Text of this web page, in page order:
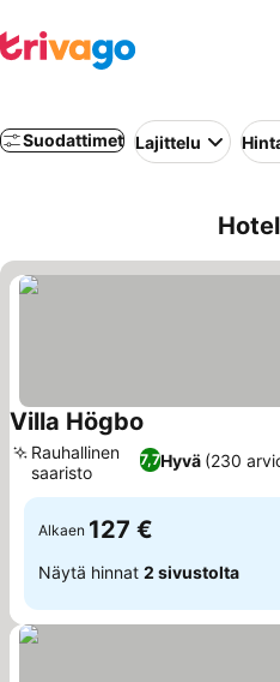
Suodattimet Lajittelu
Villa Högbo
7,7Hyvä (230
Rauhallinen
saaristo
Alkaen 127 €
Näytä hinnat 2 sivustolta